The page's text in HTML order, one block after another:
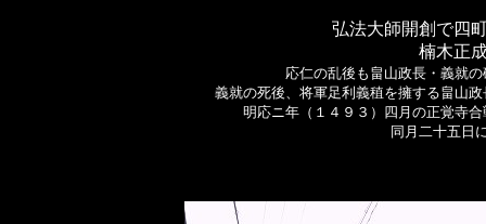
弘法大師開創で四
楠木正
応仁の乱後も畠山政長・義就
義就の死後、将軍足利義稙を擁する畠山
明応ニ年（１４９３）四月の正覚寺
同月二十五日